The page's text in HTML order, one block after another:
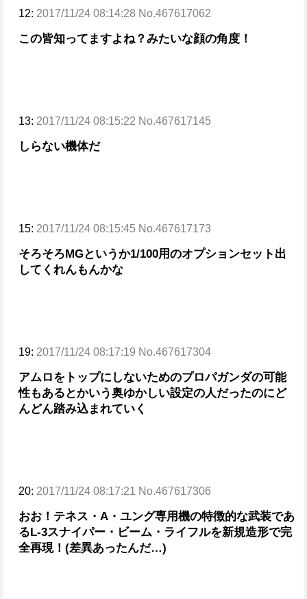
12: 2017/11/24 08:14:28 No.467617062
この皆知ってますよね？みたいな顔の角度！
13: 2017/11/24 08:15:22 No.467617145
しらない機体だ
15: 2017/11/24 08:15:45 No.467617173
そろそろMGというか1/100用のオプションセット出
してくれんもんかな
19: 2017/11/24 08:17:19 No.467617304
アムロをトップにしないためのプロパガンダの可能
性もあるとかいう奥ゆかしい設定の人だったのにど
んどん踏み込まれていく
20: 2017/11/24 08:17:21 No.467617306
おお！テネス・A・ユング専用機の特徴的な武装であ
るL-3スナイパー・ビーム・ライフルを新規造形で完
全再現！(差異あったんだ…)